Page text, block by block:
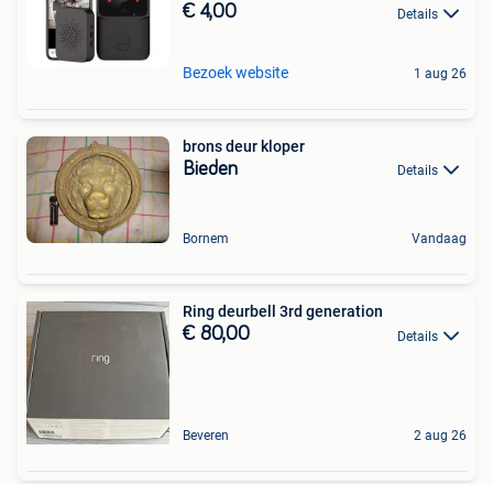
€ 4,00 Details
Bezoek website 1 aug 26
brons deur kloper
Bieden Details
Bornem Vandaag
Ring deurbell 3rd generation
€ 80,00 Details
Beveren 2 aug 26